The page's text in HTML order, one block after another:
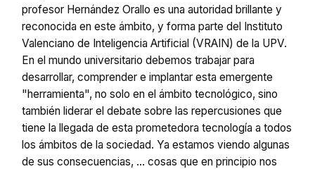
profesor Hernández Orallo es una autoridad brillante y
reconocida en este ámbito, y forma parte del Instituto
Valenciano de Inteligencia Artificial (VRAIN) de la UPV.
En el mundo universitario debemos trabajar para
desarrollar, comprender e implantar esta emergente
"herramienta", no solo en el ámbito tecnológico, sino
también liderar el debate sobre las repercusiones que
tiene la llegada de esta prometedora tecnología a todos
los ámbitos de la sociedad. Ya estamos viendo algunas
de sus consecuencias, … cosas que en principio nos